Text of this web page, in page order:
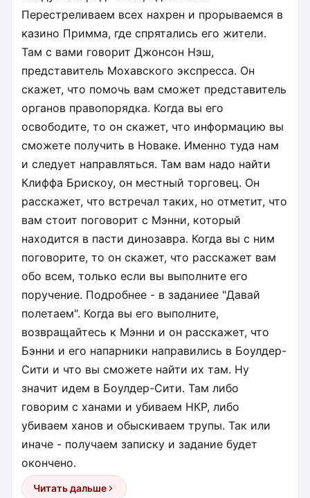
Перестреливаем всех нахрен и прорываемся в
казино Примма, где спрятались его жители.
Там с вами говорит Джонсон Нэш,
представитель Мохавского экспресса. Он
скажет, что помочь вам сможет представитель
органов правопорядка. Когда вы его
освободите, то он скажет, что информацию вы
сможете получить в Новаке. Именно туда нам
и следует направляться. Там вам надо найти
Клиффа Брискоу, он местный торговец. Он
расскажет, что встречал таких, но отметит, что
вам стоит поговорит с Мэнни, который
находится в пасти динозавра. Когда вы с ним
поговорите, то он скажет, что расскажет вам
обо всем, только если вы выполните его
поручение. Подробнее - в заданиее "Давай
полетаем". Когда вы его выполните,
возвращайтесь к Мэнни и он расскажет, что
Бэнни и его напарники направились в Боулдер-
Сити и что вы сможете найти их там. Ну
значит идем в Боулдер-Сити. Там либо
говорим с ханами и убиваем НКР, либо
убиваем ханов и обыскиваем трупы. Так или
иначе - получаем записку и задание будет
окончено.
Читать дальше